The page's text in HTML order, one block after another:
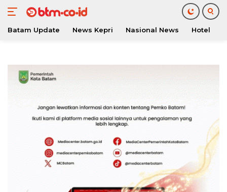
konten
Batam Update News Kepri Nasional News Hotel